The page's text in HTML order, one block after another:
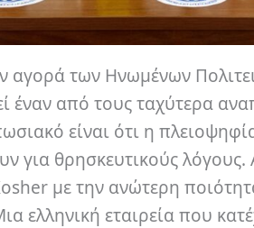
των Ηνωμένων
από τους ταχύτερα
είναι ότι η
για θρησκευτικούς λόγους.
με την ανώτερη
εταιρεία που